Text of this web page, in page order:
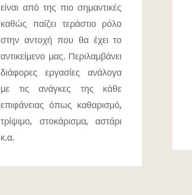
είναι από της πιο σημαντικές
καθώς παίζει τεράστιο ρόλο
στην αντοχή που θα έχει το
αντικείμενο μας. Περιλαμβάνει
διάφορες εργασίες ανάλογα
με τις ανάγκες της κάθε
επιφάνειας όπως καθαρισμό,
τρίψιμο, στοκάρισμα, αστάρι
κ.α.